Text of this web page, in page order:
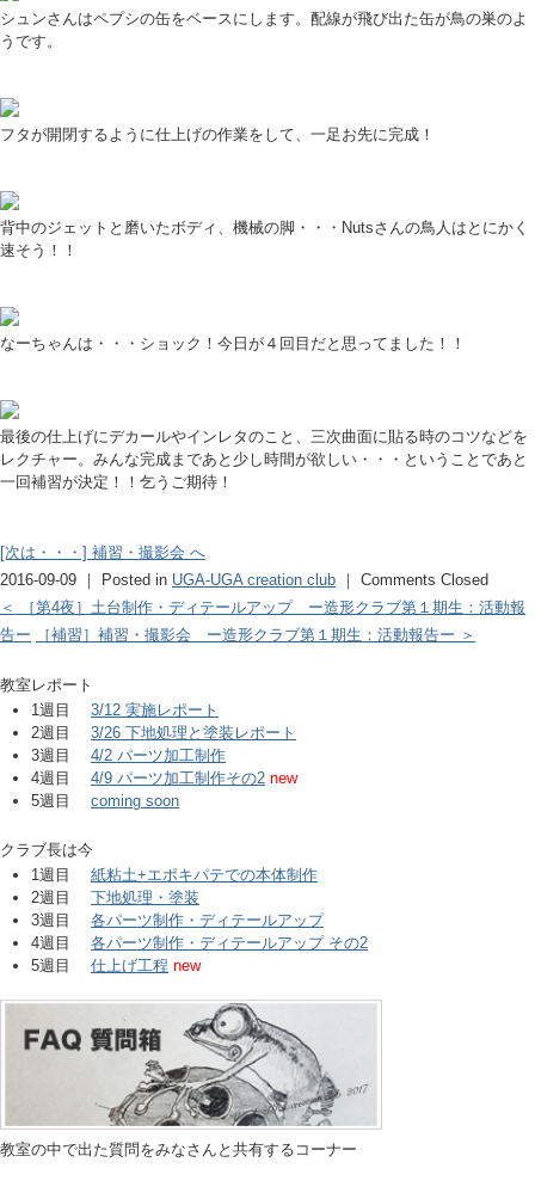
シュンさんはペプシの缶をベースにします。配線が飛び出た缶が鳥の巣のよ
うです。
フタが開閉するように仕上げの作業をして、一足お先に完成！
背中のジェットと磨いたボディ、機械の脚・・・Nutsさんの鳥人はとにかく
速そう！！
なーちゃんは・・・ショック！今日が４回目だと思ってました！！
最後の仕上げにデカールやインレタのこと、三次曲面に貼る時のコツなどを
レクチャー。みんな完成まであと少し時間が欲しい・・・ということであと
一回補習が決定！！乞うご期待！
[次は・・・] 補習・撮影会 へ
2016-09-09 ｜ Posted in UGA-UGA creation club ｜ Comments Closed
＜ ［第4夜］土台制作・ディテールアップ ー造形クラブ第１期生：活動報
告ー
［補習］補習・撮影会 ー造形クラブ第１期生：活動報告ー ＞
教室レポート
1週目
3/12 実施レポート
2週目
3/26 下地処理と塗装レポート
3週目
4/2 パーツ加工制作
4週目
4/9 パーツ加工制作その2 new
5週目
coming soon
クラブ長は今
1週目
紙粘土+エポキパテでの本体制作
2週目
下地処理・塗装
3週目
各パーツ制作・ディテールアップ
4週目
各パーツ制作・ディテールアップ その2
5週目
仕上げ工程 new
教室の中で出た質問をみなさんと共有するコーナー